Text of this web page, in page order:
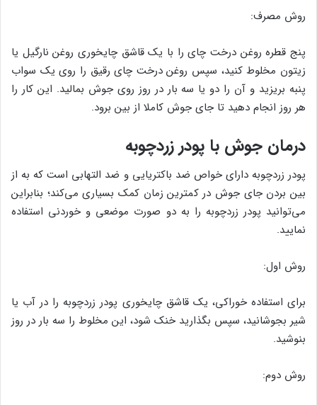
روش مصرف:
پنج قطره روغن درخت چای را با یک قاشق چایخوری روغن نارگیل یا
زیتون مخلوط کنید، سپس روغن درخت چای رقیق را روی یک سواب
پنبه بریزید و آن را دو یا سه بار در روز روی جوش بمالید. این کار را
هر روز انجام دهید تا جای جوش کاملا از بین برود.
درمان جوش با پودر زردچوبه
پودر زردچوبه دارای خواص ضد باکتریایی و ضد التهابی است که به از
بین بردن جای جوش در کمترین زمان کمک بسیاری می‌کند؛ بنابراین
می‌توانید پودر زردچوبه را به دو صورت موضعی و خوردنی استفاده
نمایید.
روش اول:
برای استفاده خوراکی، یک قاشق چایخوری پودر زردچوبه را در آب یا
شیر بجوشانید، سپس بگذارید خنک شود، این مخلوط را سه بار در روز
بنوشید.
روش دوم: